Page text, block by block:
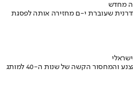
מחדש
שעוברת י-ם מחזירה אותה לפסגת
איך אסם הפכה את תקופת הצנע והמחסור הקשה של שנות ה-40 למותג